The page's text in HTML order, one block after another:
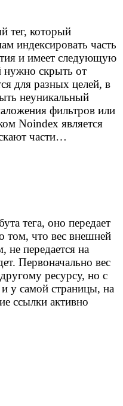
тег, который
индексировать часть
и имеет следующую
нужно скрыть от
для разных целей, в
неуникальный
фильтров или
Noindex является
части…
тега, оно передает
том, что вес внешней
не передается на
Первоначально вес
ресурсу, но с
и у самой страницы, на
ссылки активно